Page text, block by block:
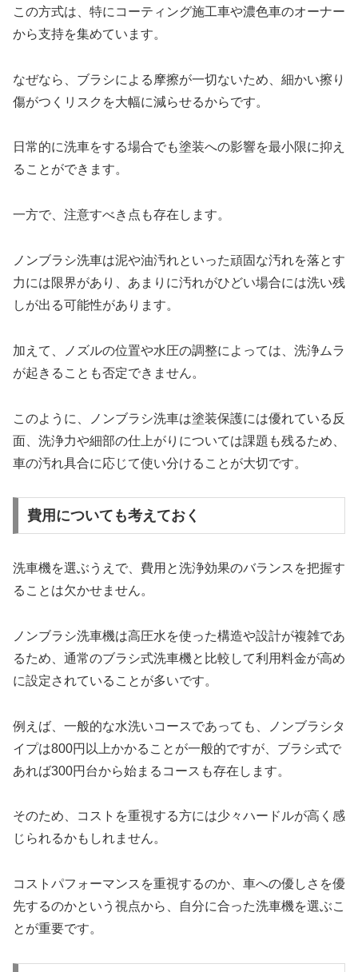
この方式は、特にコーティング施工車や濃色車のオーナー
から支持を集めています。
なぜなら、ブラシによる摩擦が一切ないため、細かい擦り
傷がつくリスクを大幅に減らせるからです。
日常的に洗車をする場合でも塗装への影響を最小限に抑え
ることができます。
一方で、注意すべき点も存在します。
ノンブラシ洗車は泥や油汚れといった頑固な汚れを落とす
力には限界があり、あまりに汚れがひどい場合には洗い残
しが出る可能性があります。
加えて、ノズルの位置や水圧の調整によっては、洗浄ムラ
が起きることも否定できません。
このように、ノンブラシ洗車は塗装保護には優れている反
面、洗浄力や細部の仕上がりについては課題も残るため、
車の汚れ具合に応じて使い分けることが大切です。
費用についても考えておく
洗車機を選ぶうえで、費用と洗浄効果のバランスを把握す
ることは欠かせません。
ノンブラシ洗車機は高圧水を使った構造や設計が複雑であ
るため、通常のブラシ式洗車機と比較して利用料金が高め
に設定されていることが多いです。
例えば、一般的な水洗いコースであっても、ノンブラシタ
イプは800円以上かかることが一般的ですが、ブラシ式で
あれば300円台から始まるコースも存在します。
そのため、コストを重視する方には少々ハードルが高く感
じられるかもしれません。
コストパフォーマンスを重視するのか、車への優しさを優
先するのかという視点から、自分に合った洗車機を選ぶこ
とが重要です。